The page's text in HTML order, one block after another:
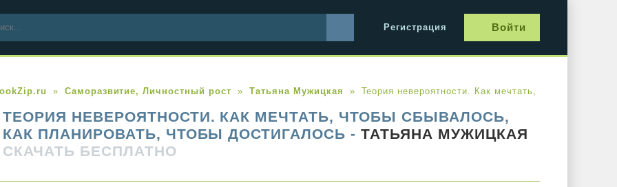
Регистрация Войти
Саморазвитие, Личностный рост Татьяна Мужицкая Теория невероятности. Как мечтать, чтобы
ТЕОРИЯ НЕВЕРОЯТНОСТИ. КАК МЕЧТАТЬ, ЧТОБЫ СБЫВАЛОСЬ,
КАК ПЛАНИРОВАТЬ, ЧТОБЫ ДОСТИГАЛОСЬ -ТАТЬЯНА МУЖИЦКАЯ
СКАЧАТЬ БЕСПЛАТНО